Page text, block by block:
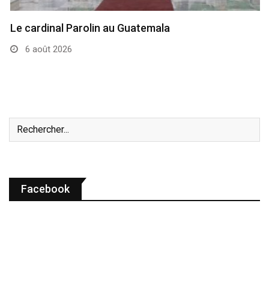
Le cardinal Parolin au Guatemala
6 août 2026
Facebook